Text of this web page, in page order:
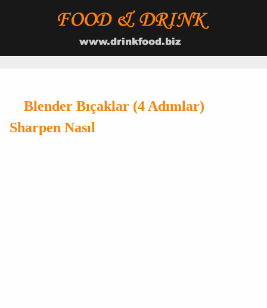
Blender Bıçaklar (4 Adımlar)
Sharpen Nasıl